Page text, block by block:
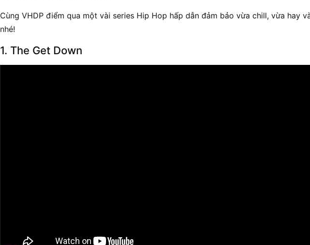
Cùng VHDP điểm qua một vài series Hip Hop hấp dẫn đảm bảo vừa chill, vừa hay
nhé!
1. The Get Down